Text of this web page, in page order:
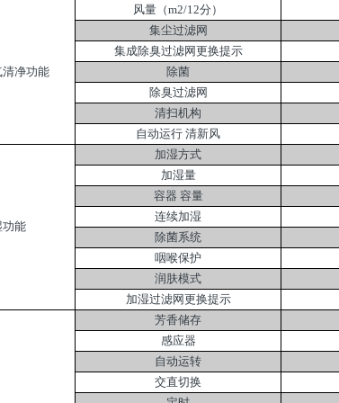
清净功能
风量（m2/12分）
集尘过滤网
集成除臭过滤网更换提示
除菌
除臭过滤网
清扫机构
自动运行 清新风
功能
加湿方式
加湿量
容器 容量
连续加湿
除菌系统
咽喉保护
润肤模式
加湿过滤网更换提示
芳香储存
感应器
自动运转
交直切换